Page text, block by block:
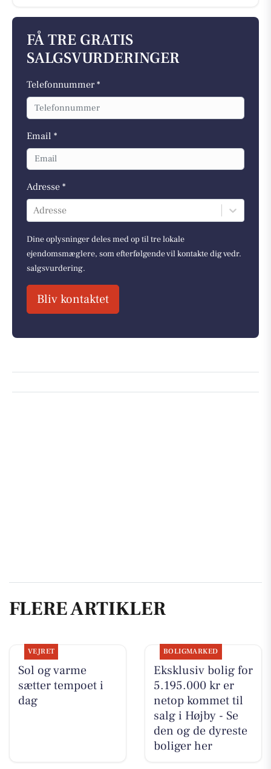
FÅ TRE GRATIS
SALGSVURDERINGER
Telefonnummer *
Email *
Adresse *
Adresse
Dine oplysninger deles med op til tre lokale
ejendomsmæglere, som efterfølgende vil kontakte dig vedr.
salgsvurdering.
Bliv kontaktet
FLERE ARTIKLER
VEJRET
Sol og varme
sætter tempoet i
dag
BOLIGMARKED
Eksklusiv bolig for
5.195.000 kr er
netop kommet til
salg i Højby - Se
den og de dyreste
boliger her